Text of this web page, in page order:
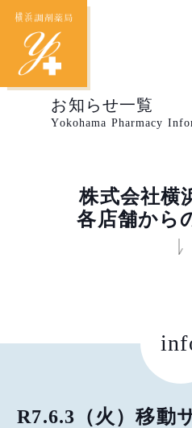
お知らせ一覧
Yokohama Pharmacy
株式会社横
各店舗から
R7.6.3（火）移動